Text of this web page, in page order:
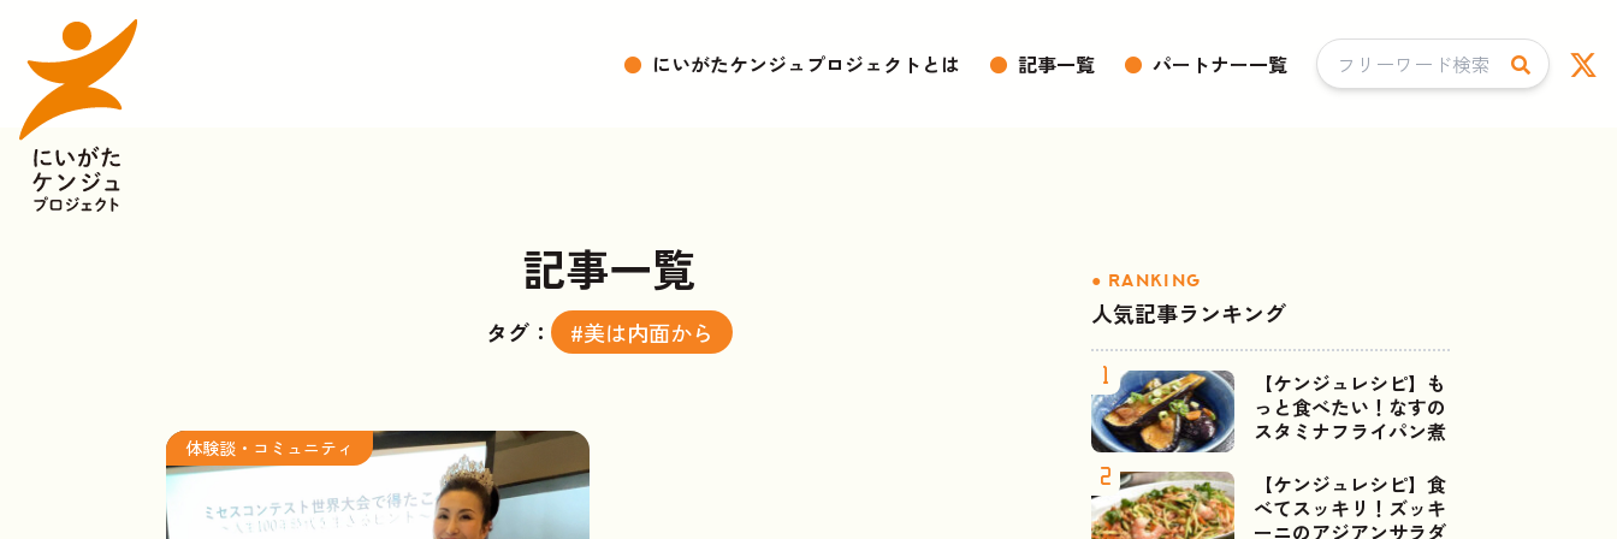
● にいがたケンジュプロジェクトとは ● 記事一覧 ● パートナー一覧
記事一覧
タグ： #美は内面から
体験談・コミュニティ
人気記事ランキング
【ケンジュレシピ】も
っと食べたい！なすの
スタミナフライパン煮
【ケンジュレシピ】食
べてスッキリ！ズッキ
ーニのアジアンサラダ